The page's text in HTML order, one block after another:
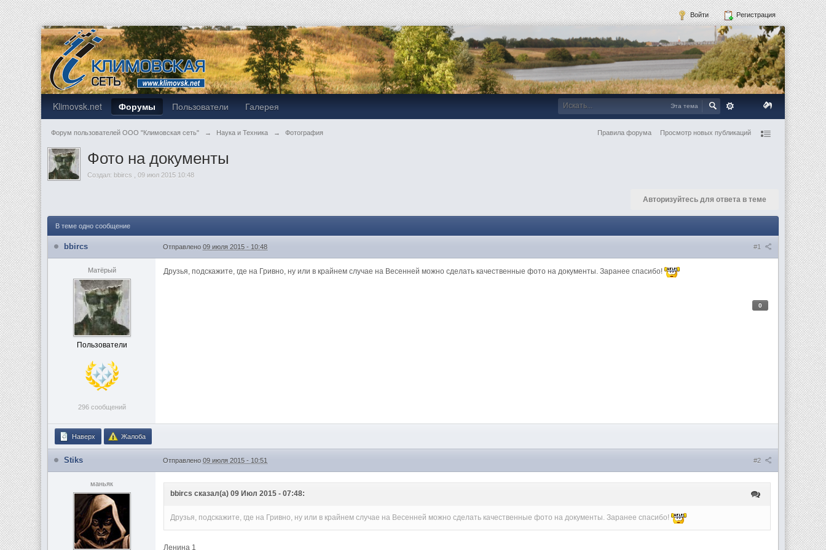
Войти Регистрация
Эта тема
Klimovsk.net Форумы Пользователи Галерея
Форум пользователей ООО "Климовская сеть" → Наука и Техника → Фотография Правила форума Просмотр новых публикаций
Фото на документы
Создал: bbircs ,09 июл 2015 10:48
Авторизуйтесь для ответа в теме
В теме одно сообщение
#1
bbircs Отправлено09 июля 2015 - 10:48
Матёрый
Пользователи
296 сообщений
Друзья, подскажите, где на Гривно, ну или в крайнем случае на Весенней можно сделать качественные фото на документы. Заранее спасибо!
0
Наверх Жалоба
#2
Stiks Отправлено09 июля 2015 - 10:51
маньяк
bbircs сказал(а) 09 Июл 2015 - 07:48:
Друзья, подскажите, где на Гривно, ну или в крайнем случае на Весенней можно сделать качественные фото на документы. Заранее спасибо!
Ленина 1